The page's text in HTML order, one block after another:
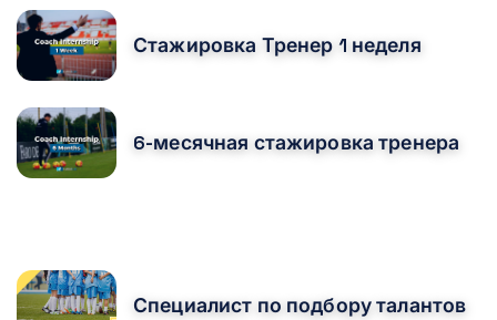
Стажировка Тренер 1 неделя
6-месячная стажировка тренера
Специалист по подбору талантов